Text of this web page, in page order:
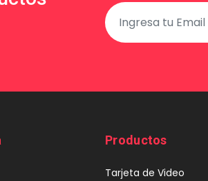
Productos
Tarjeta de Video